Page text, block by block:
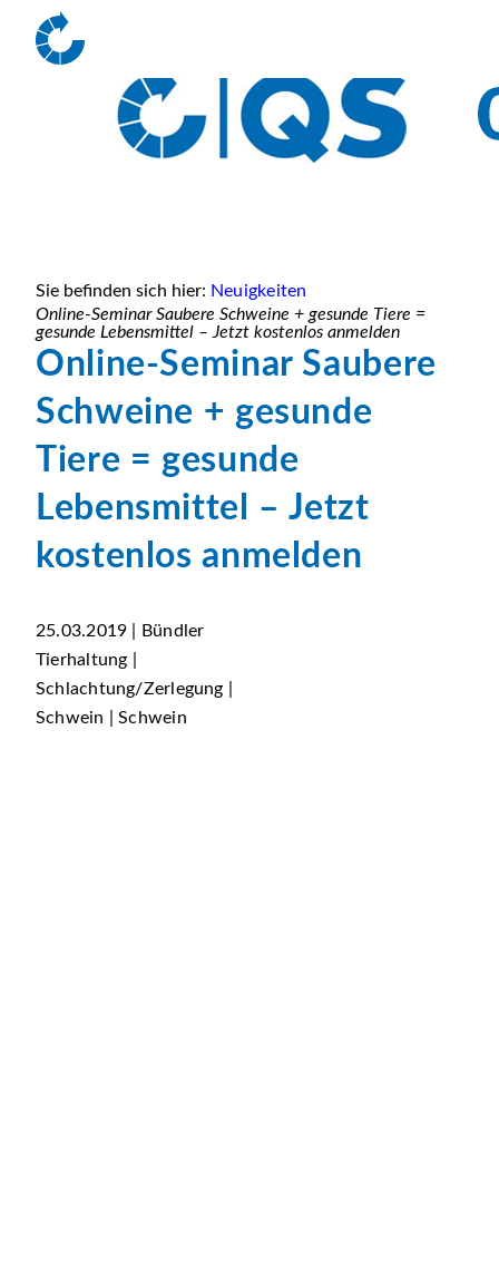
Sie befinden sich hier: Neuigkeiten
Online-Seminar Saubere Schweine + gesunde Tiere =
gesunde Lebensmittel – Jetzt kostenlos anmelden
Online-Seminar Saubere
Schweine + gesunde
Tiere = gesunde
Lebensmittel – Jetzt
kostenlos anmelden
25.03.2019 | Bündler
Tierhaltung |
Schlachtung/Zerlegung |
Schwein | Schwein